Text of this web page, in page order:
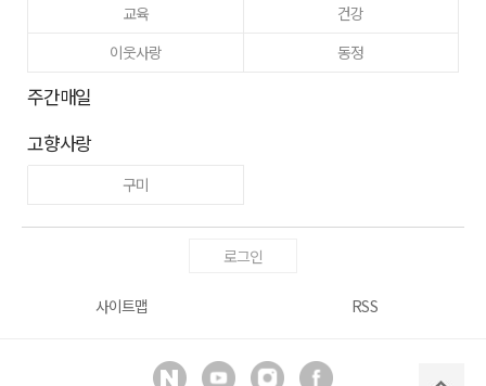
교육
건강
이웃사랑
동정
주간매일
고향사랑
구미
로그인
사이트맵 RSS